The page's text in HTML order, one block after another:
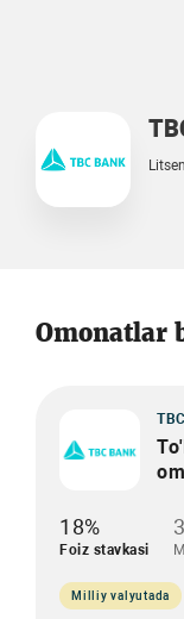
Omonatlar
18%
Foiz stavkasi
Milliy valyutada